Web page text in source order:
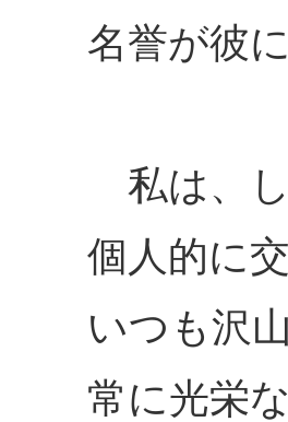
名誉が彼
私は、
個人的に
いつも沢
常に光栄